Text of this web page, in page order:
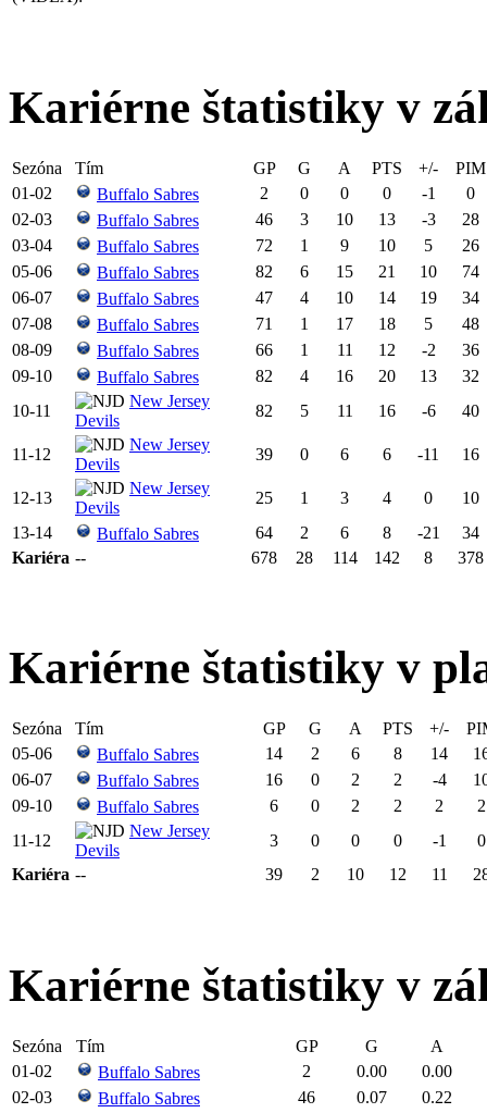
Kariérne štatistiky v
Sezóna Tím GP G A PTS +/-
PIM
01-02
Buffalo Sabres 2 0 0 0 -1
0
02-03
Buffalo Sabres 46 3 10 13 -3
28
03-04
Buffalo Sabres 72 1 9 10 5
26
05-06
Buffalo Sabres 82 6 15 21 10
74
06-07
Buffalo Sabres 47 4 10 14 19
34
07-08
Buffalo Sabres 71 1 17 18 5
48
08-09
Buffalo Sabres 66 1 11 12 -2
36
09-10
Buffalo Sabres 82 4 16 20 13
32
10-11
New Jersey
Devils
82 5 11 16 -6 40
11-12
New Jersey
Devils
39 0 6 6 -11 16
12-13
New Jersey
Devils
25 1 3 4 0
10
13-14
Buffalo Sabres 64 2 6 8 -21
34
Kariéra -- 678 28 114 142 8 378
Kariérne štatistiky v
Sezóna Tím GP G A PTS +/-
05-06
Buffalo Sabres 14 2 6 8 14
06-07
Buffalo Sabres 16 0 2 2 -4
09-10
Buffalo Sabres 6 0 2 2 2
2
11-12
New Jersey
Devils
3 0 0 0 -1
0
Kariéra -- 39 2 10 12 11
Kariérne štatistiky v
Sezóna Tím GP G
A
01-02
Buffalo Sabres 2 0.00
0.00
02-03
Buffalo Sabres 46 0.07
0.22